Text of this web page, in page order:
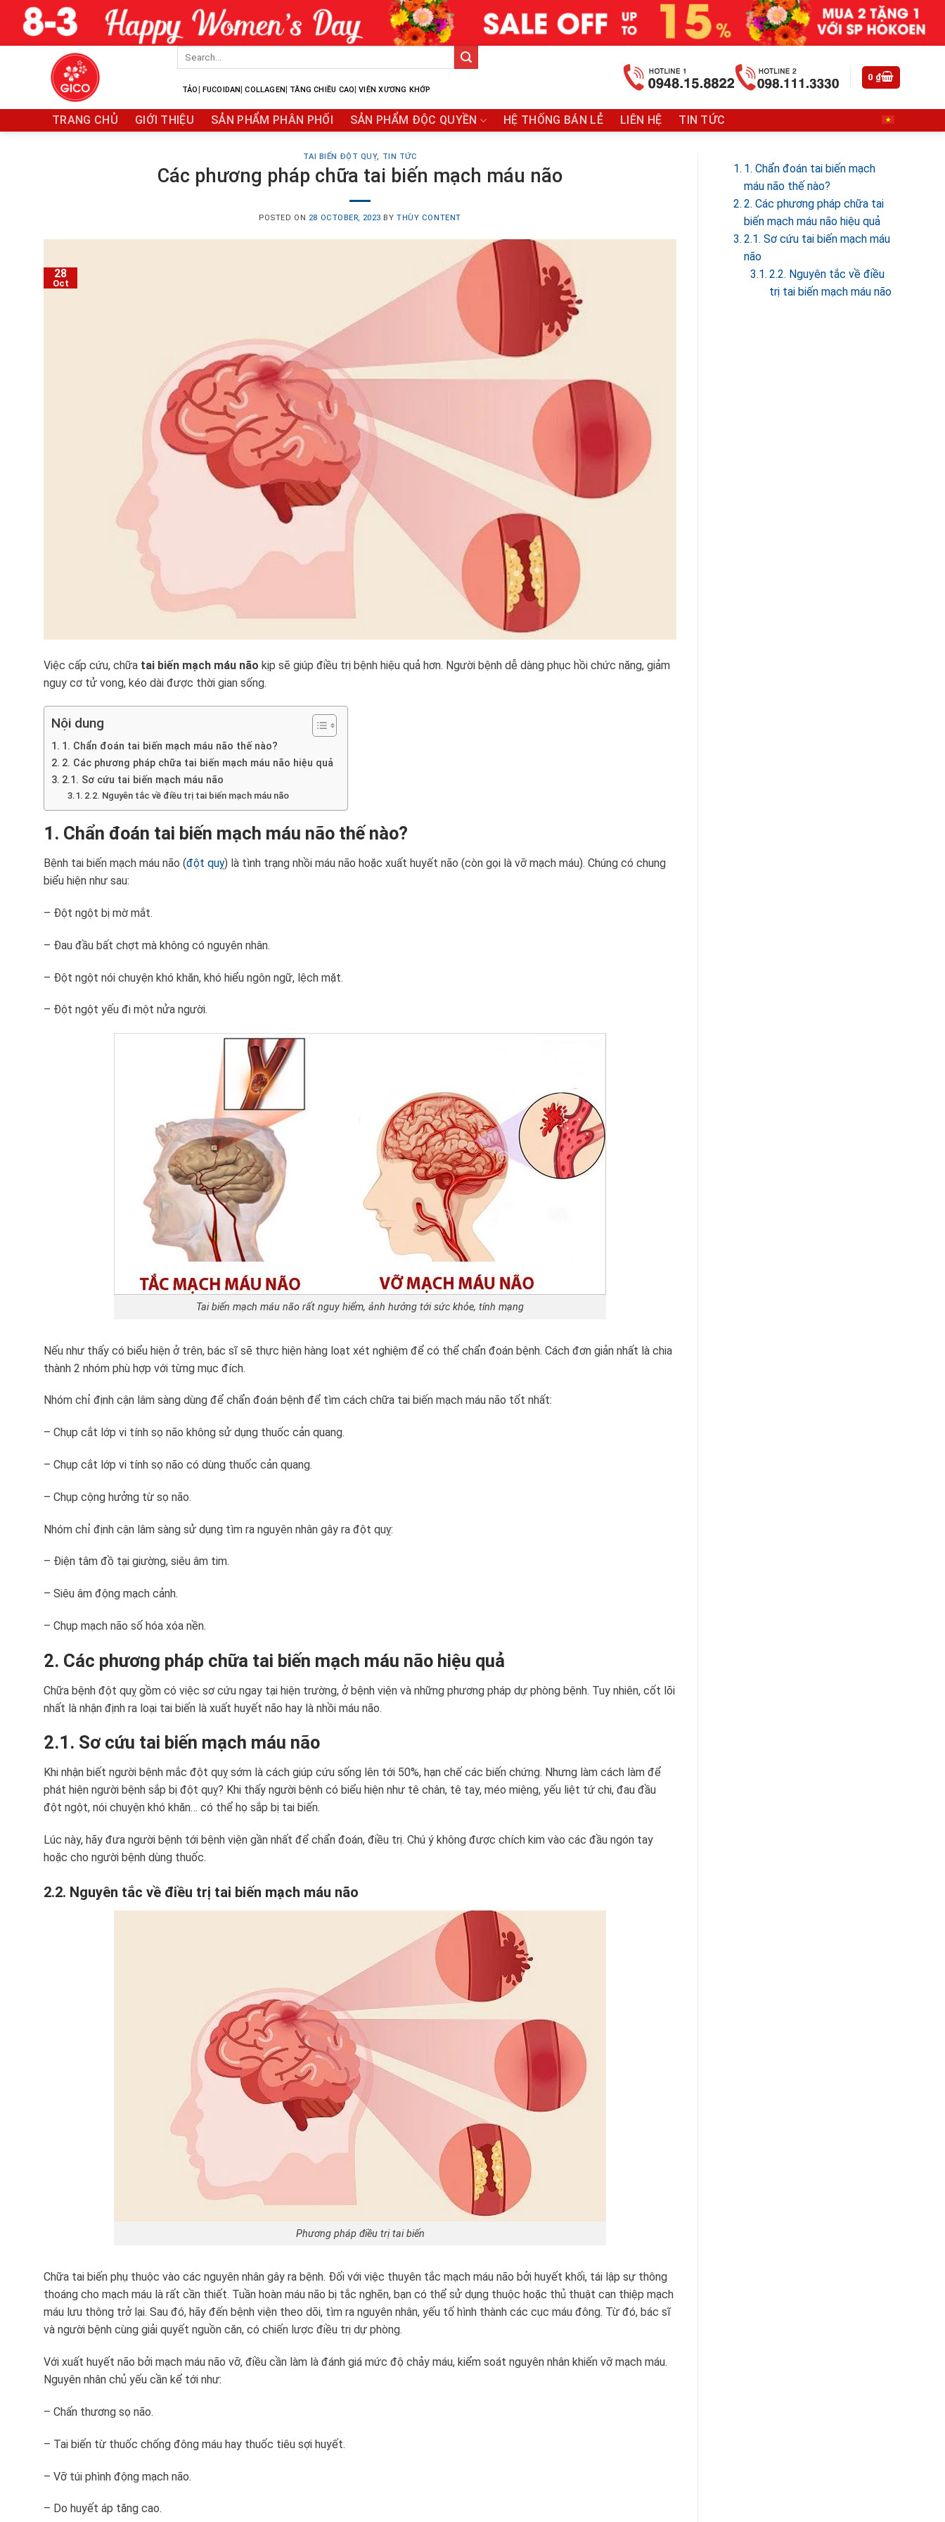
content
TẢO| FUCOIDAN|COLLAGEN| TĂNG CHIỀU CAO|VIÊN XƯƠNG KHỚP
0 ₫
TRANG CHỦ GIỚI THIỆU SẢN PHẨM PHÂN PHỐI SẢN PHẨM ĐỘC QUYỀN HỆ THỐNG BÁN LẺ LIÊN HỆ TIN TỨC
TAI BIẾN ĐỘT QUỴ, TIN TỨC
Các phương pháp chữa tai biến mạch máu não
POSTED ON 28 OCTOBER, 2023 BYTHÙY CONTENT
28
Oct
Việc cấp cứu, chữa tai biến mạch máu não kịp sẽ giúp điều trị bệnh hiệu quả hơn. Người bệnh dễ dàng phục hồi chức năng, giảm
nguy cơ tử vong, kéo dài được thời gian sống.
Nội dung
1. Chẩn đoán tai biến mạch máu não thế nào?
2. Các phương pháp chữa tai biến mạch máu não hiệu quả
2.1. Sơ cứu tai biến mạch máu não
2.2. Nguyên tắc về điều trị tai biến mạch máu não
1. Chẩn đoán tai biến mạch máu não thế nào?
Bệnh tai biến mạch máu não (đột quỵ) là tình trạng nhồi máu não hoặc xuất huyết não (còn gọi là vỡ mạch máu). Chúng có chung
biểu hiện như sau:
– Đột ngột bị mờ mắt.
– Đau đầu bất chợt mà không có nguyên nhân.
– Đột ngột nói chuyện khó khăn, khó hiểu ngôn ngữ, lệch mặt.
– Đột ngột yếu đi một nửa người.
Tai biến mạch máu não rất nguy hiểm, ảnh hưởng tới sức khỏe, tính mạng
Nếu như thấy có biểu hiện ở trên, bác sĩ sẽ thực hiện hàng loạt xét nghiệm để có thể chẩn đoán bệnh. Cách đơn giản nhất là chia
thành 2 nhóm phù hợp với từng mục đích.
Nhóm chỉ định cận lâm sàng dùng để chẩn đoán bệnh để tìm cách chữa tai biến mạch máu não tốt nhất:
– Chụp cắt lớp vi tính sọ não không sử dụng thuốc cản quang.
– Chụp cắt lớp vi tính sọ não có dùng thuốc cản quang.
– Chụp cộng hưởng từ sọ não.
Nhóm chỉ định cận lâm sàng sử dụng tìm ra nguyên nhân gây ra đột quỵ:
– Điện tâm đồ tại giường, siêu âm tim.
– Siêu âm động mạch cảnh.
– Chụp mạch não số hóa xóa nền.
2. Các phương pháp chữa tai biến mạch máu não hiệu quả
Chữa bệnh đột quỵ gồm có việc sơ cứu ngay tại hiện trường, ở bệnh viện và những phương pháp dự phòng bệnh. Tuy nhiên, cốt lõi
nhất là nhận định ra loại tai biến là xuất huyết não hay là nhồi máu não.
2.1. Sơ cứu tai biến mạch máu não
Khi nhận biết người bệnh mắc đột quỵ sớm là cách giúp cứu sống lên tới 50%, hạn chế các biến chứng. Nhưng làm cách làm để
phát hiện người bệnh sắp bị đột quỵ? Khi thấy người bệnh có biểu hiện như tê chân, tê tay, méo miệng, yếu liệt tứ chi, đau đầu
đột ngột, nói chuyện khó khăn… có thể họ sắp bị tai biến.
Lúc này, hãy đưa người bệnh tới bệnh viện gần nhất để chẩn đoán, điều trị. Chú ý không được chích kim vào các đầu ngón tay
hoặc cho người bệnh dùng thuốc.
2.2. Nguyên tắc về điều trị tai biến mạch máu não
Phương pháp điều trị tai biến
Chữa tai biến phụ thuộc vào các nguyên nhân gây ra bệnh. Đối với việc thuyên tắc mạch máu não bởi huyết khối, tái lập sự thông
thoáng cho mạch máu là rất cần thiết. Tuần hoàn máu não bị tắc nghẽn, bạn có thể sử dụng thuộc hoặc thủ thuật can thiệp mạch
máu lưu thông trở lại. Sau đó, hãy đến bệnh viện theo dõi, tìm ra nguyên nhân, yếu tố hình thành các cục máu đông. Từ đó, bác sĩ
và người bệnh cùng giải quyết nguồn căn, có chiến lược điều trị dự phòng.
Với xuất huyết não bởi mạch máu não vỡ, điều cần làm là đánh giá mức độ chảy máu, kiểm soát nguyên nhân khiến vỡ mạch máu.
Nguyên nhân chủ yếu cần kể tới như:
– Chấn thương sọ não.
– Tai biến từ thuốc chống đông máu hay thuốc tiêu sợi huyết.
– Vỡ túi phình động mạch não.
– Do huyết áp tăng cao.
1. Chẩn đoán tai biến mạch
máu não thế nào?
2. Các phương pháp chữa tai
biến mạch máu não hiệu quả
2.1. Sơ cứu tai biến mạch máu
não
2.2. Nguyên tắc về điều
trị tai biến mạch máu não